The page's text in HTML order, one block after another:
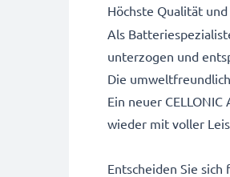
Höchste Qualität
Als
unterzogen und
Die
Ein neuer
wieder mit voller
Entscheiden Sie